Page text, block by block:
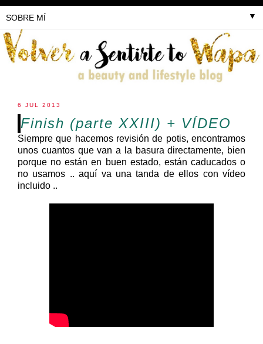
▼
6 JUL 2013
Finish (parte XXIII) + VÍDEO
Siempre que hacemos revisión de potis, encontramos
unos cuantos que van a la basura directamente, bien
porque no están en buen estado, están caducados o
no usamos .. aquí va una tanda de ellos con vídeo
incluido ..